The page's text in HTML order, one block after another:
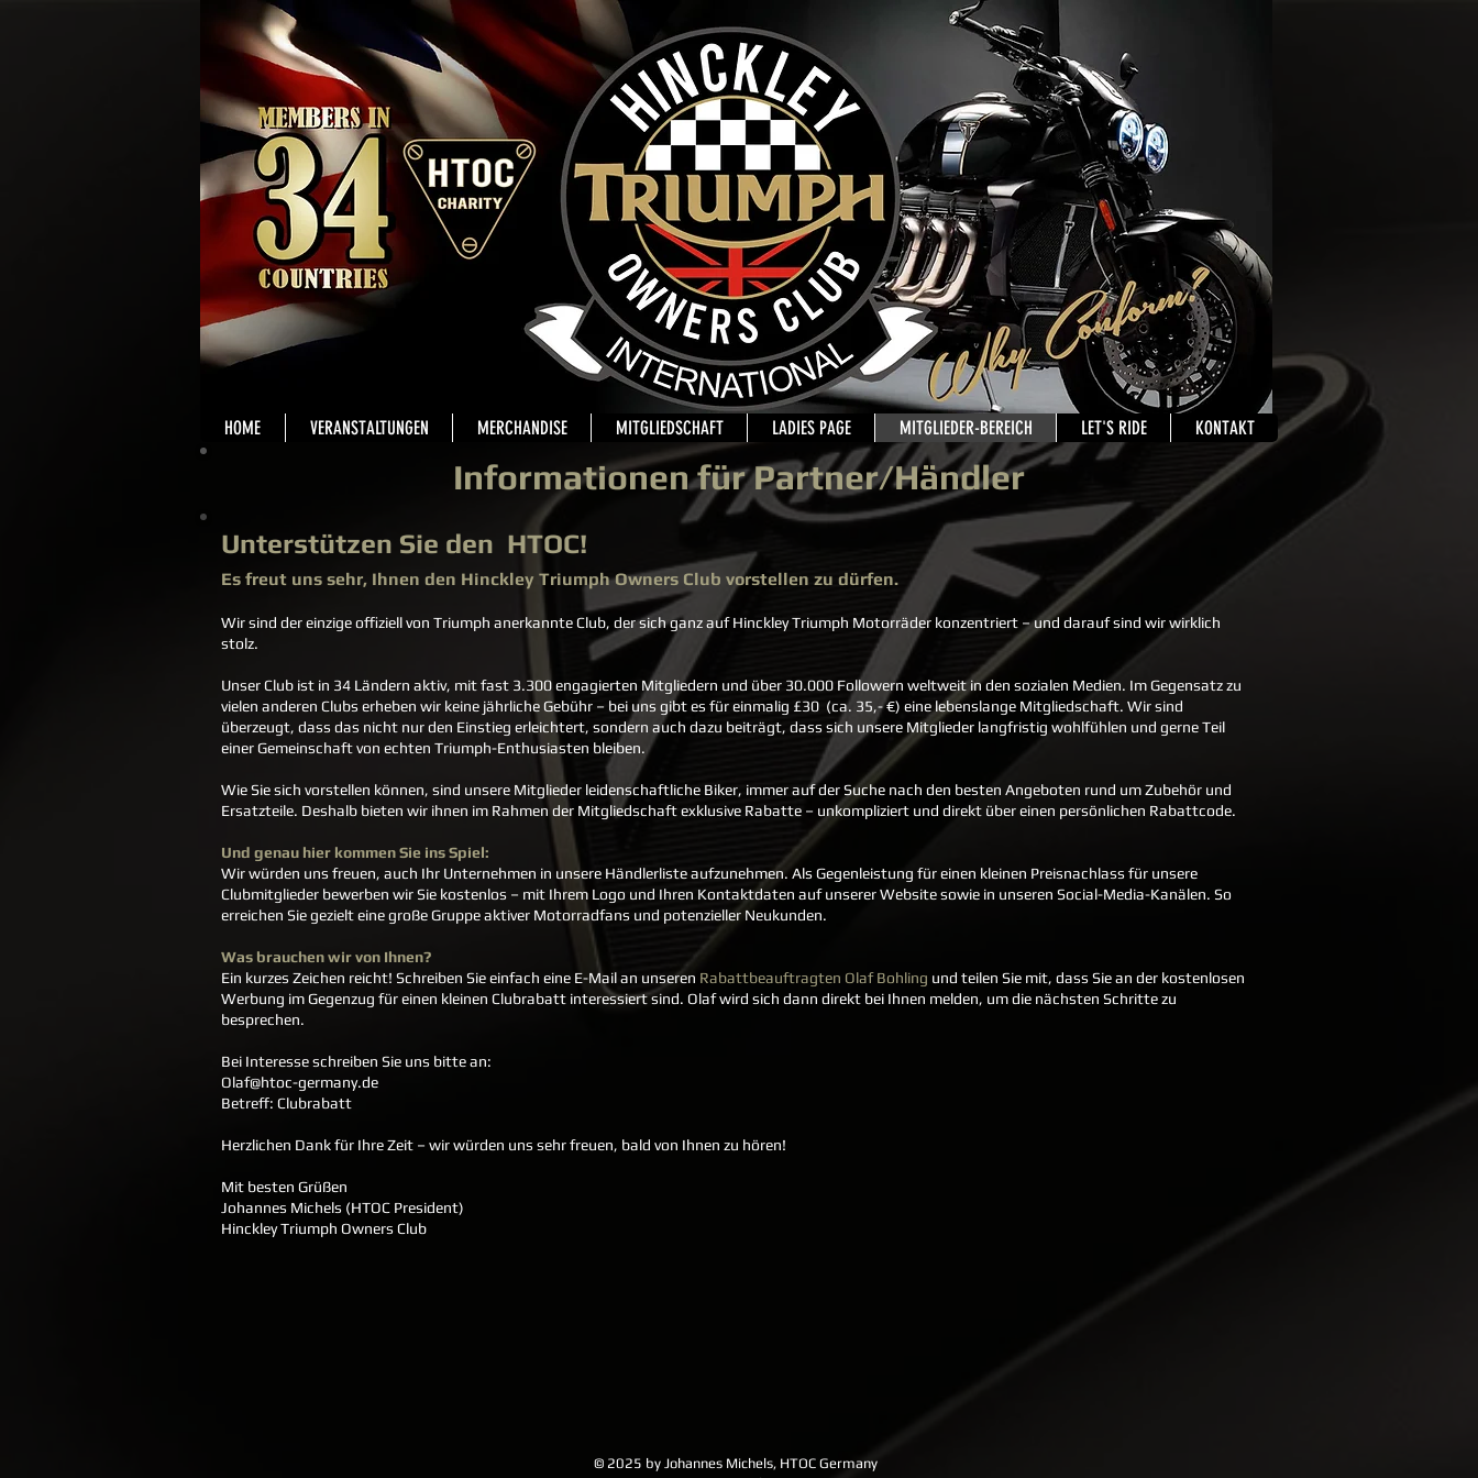
HOME VERANSTALTUNGEN MERCHANDISE MITGLIEDSCHAFT LADIES PAGE MITGLIEDER-BEREICH LET'S RIDE KONTAKT
Informationen für Partner/Händler
Unterstützen Sie den HTOC!
Es freut uns sehr, Ihnen den Hinckley Triumph Owners Club vorstellen zu dürfen.
Wir sind der einzige offiziell von Triumph anerkannte Club, der sich ganz auf Hinckley Triumph Motorräder konzentriert – und darauf sind wir wirklich
stolz.
Unser Club ist in 34 Ländern aktiv, mit fast 3.300 engagierten Mitgliedern und über 30.000 Followern weltweit in den sozialen Medien. Im Gegensatz zu
vielen anderen Clubs erheben wir keine jährliche Gebühr – bei uns gibt es für einmalig £30 (ca. 35,- €) eine lebenslange Mitgliedschaft. Wir sind
überzeugt, dass das nicht nur den Einstieg erleichtert, sondern auch dazu beiträgt, dass sich unsere Mitglieder langfristig wohlfühlen und gerne Teil
einer Gemeinschaft von echten Triumph-Enthusiasten bleiben.
Wie Sie sich vorstellen können, sind unsere Mitglieder leidenschaftliche Biker, immer auf der Suche nach den besten Angeboten rund um Zubehör und
Ersatzteile. Deshalb bieten wir ihnen im Rahmen der Mitgliedschaft exklusive Rabatte – unkompliziert und direkt über einen persönlichen Rabattcode.
Und genau hier kommen Sie ins Spiel:
Wir würden uns freuen, auch Ihr Unternehmen in unsere Händlerliste aufzunehmen. Als Gegenleistung für einen kleinen Preisnachlass für unsere
Clubmitglieder bewerben wir Sie kostenlos – mit Ihrem Logo und Ihren Kontaktdaten auf unserer Website sowie in unseren Social-Media-Kanälen. So
erreichen Sie gezielt eine große Gruppe aktiver Motorradfans und potenzieller Neukunden.
Was brauchen wir von Ihnen?
Ein kurzes Zeichen reicht! Schreiben Sie einfach eine E-Mail an unseren Rabattbeauftragten Olaf Bohling und teilen Sie mit, dass Sie an der kostenlosen
Werbung im Gegenzug für einen kleinen Clubrabatt interessiert sind. Olaf wird sich dann direkt bei Ihnen melden, um die nächsten Schritte zu
besprechen.
Bei Interesse schreiben Sie uns bitte an:
Olaf@htoc-germany.de
Betreff: Clubrabatt
Herzlichen Dank für Ihre Zeit – wir würden uns sehr freuen, bald von Ihnen zu hören!
Mit besten Grüßen
Johannes Michels (HTOC President)
Hinckley Triumph Owners Club
© 2025 by Johannes Michels, HTOC Germany